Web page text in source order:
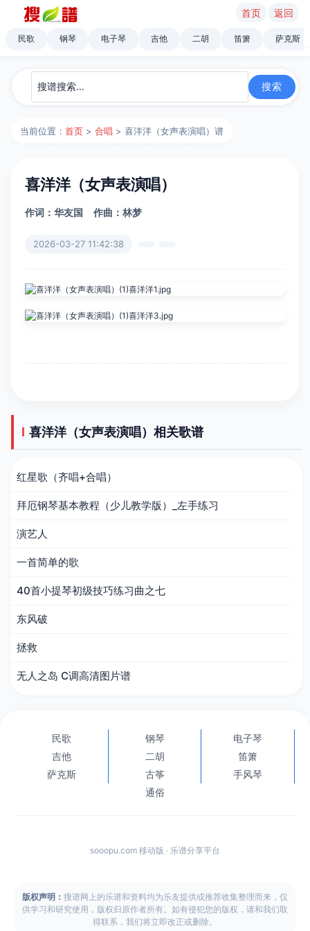
首页 返回
民歌 钢琴 电子琴 吉他 二胡 笛箫 萨克斯
当前位置：首页 >合唱 > 喜洋洋（女声表演唱）谱
喜洋洋（女声表演唱）
作词：华友国 作曲：林梦
2026-03-27 11:42:38
喜洋洋（女声表演唱）相关歌谱
红星歌（齐唱+合唱）
拜厄钢琴基本教程（少儿教学版）_左手练习
演艺人
一首简单的歌
40首小提琴初级技巧练习曲之七
东风破
拯救
无人之岛 C调高清图片谱
民歌 钢琴
电子琴
吉他
二胡
笛箫
萨克斯
古筝
手风琴
通俗
sooopu.com 移动版 · 乐谱分享平台
版权声明： 搜谱网上的乐谱和资料均为乐友提供或推荐收集整理而来，仅
供学习和研究使用，版权归原作者所有。如有侵犯您的版权，请和我们取
得联系，我们将立即改正或删除。